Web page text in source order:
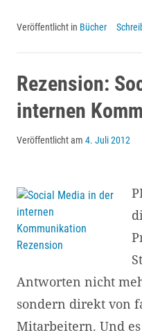
Veröffentlicht in Bücher
Rezension:
internen
Veröffentlicht am 4. Juli 2012
Antworten nicht
sondern direkt von
Mitarbeitern. Und